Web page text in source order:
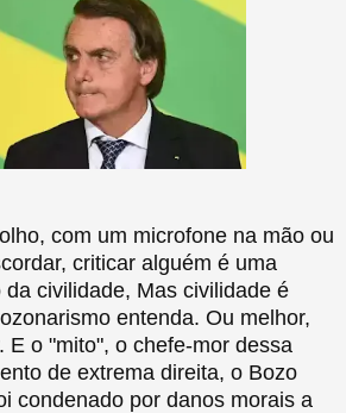
com um microfone na mão ou
criticar alguém é uma
civilidade, Mas civilidade é
entenda. Ou melhor,
E o "mito", o chefe-mor dessa
de extrema direita, o Bozo
condenado por danos morais a